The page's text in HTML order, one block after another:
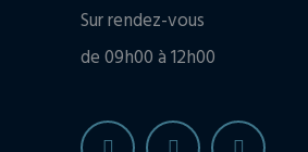
Sur rendez-vous
de 09h00 à 12h00